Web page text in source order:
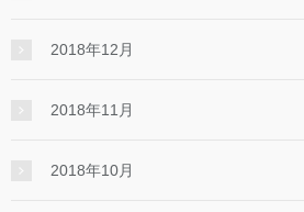
2018年12月
2018年11月
2018年10月